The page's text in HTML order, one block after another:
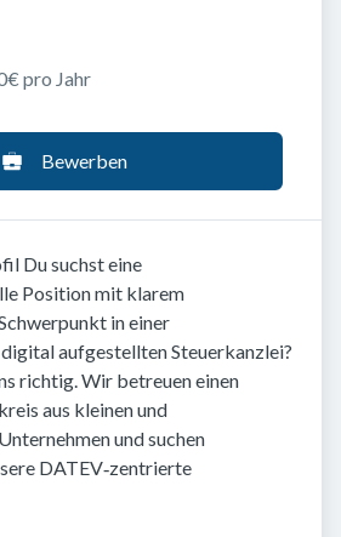
pro Jahr
Bewerben
Du suchst eine
Position mit klarem
in einer
aufgestellten Steuerkanzlei?
richtig. Wir betreuen einen
aus kleinen und
und suchen
DATEV‑zentrierte